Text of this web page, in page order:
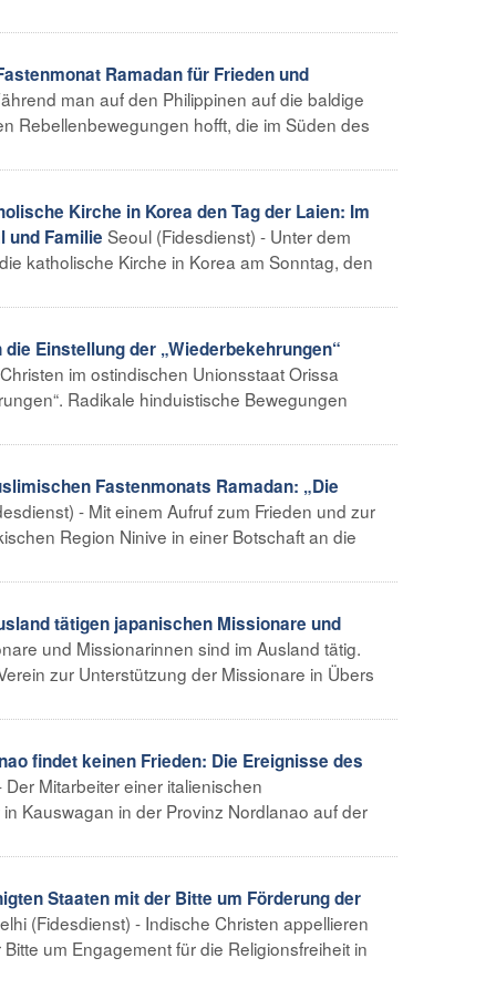
Ramadan für Frieden und
man auf den Philippinen auf die baldige
Rebellenbewegungen hofft, die im Süden des
Kirche in Korea den Tag der Laien: Im
und Familie Seoul (Fidesdienst) - Unter dem
katholische Kirche in Korea am Sonntag, den
Einstellung der „Wiederbekehrungen“
im ostindischen Unionsstaat Orissa
Radikale hinduistische Bewegungen
Fastenmonats Ramadan: „Die
- Mit einem Aufruf zum Frieden und zur
Region Ninive in einer Botschaft an die
tätigen japanischen Missionare und
und Missionarinnen sind im Ausland tätig.
zur Unterstützung der Missionare in Übers
findet keinen Frieden: Die Ereignisse des
Mitarbeiter einer italienischen
Kauswagan in der Provinz Nordlanao auf der
Staaten mit der Bitte um Förderung der
(Fidesdienst) - Indische Christen appellieren
um Engagement für die Religionsfreiheit in